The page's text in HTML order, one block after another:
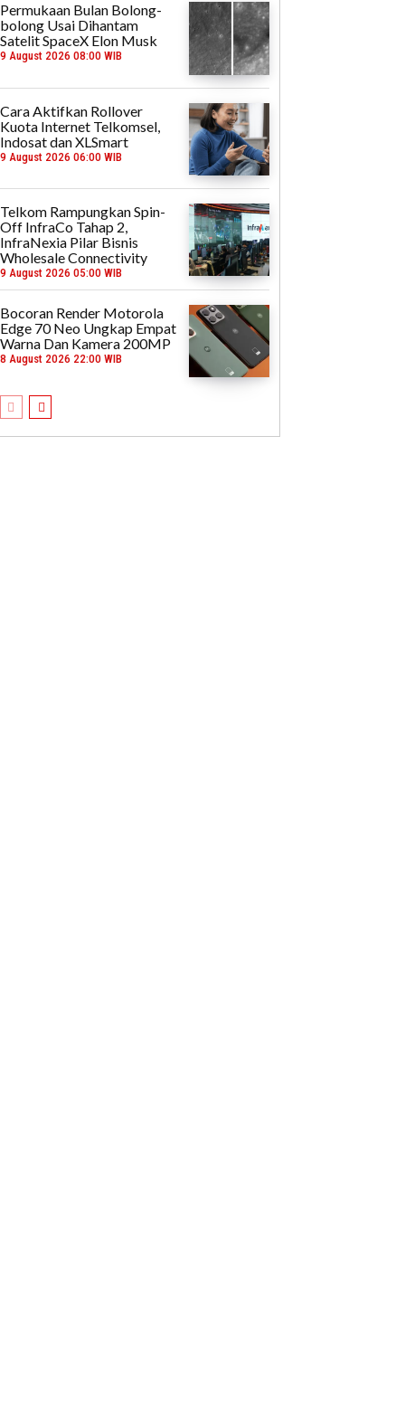
Permukaan Bulan Bolong-
bolong Usai Dihantam
Satelit SpaceX Elon Musk
9 August 2026 08:00 WIB
Cara Aktifkan Rollover
Kuota Internet Telkomsel,
Indosat dan XLSmart
9 August 2026 06:00 WIB
Telkom Rampungkan Spin-
Off InfraCo Tahap 2,
InfraNexia Pilar Bisnis
Wholesale Connectivity
9 August 2026 05:00 WIB
Bocoran Render Motorola
Edge 70 Neo Ungkap Empat
Warna Dan Kamera 200MP
8 August 2026 22:00 WIB